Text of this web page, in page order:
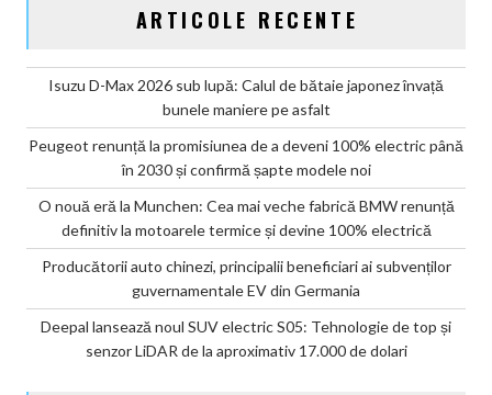
ARTICOLE RECENTE
Isuzu D-Max 2026 sub lupă: Calul de bătaie japonez învață
bunele maniere pe asfalt
Peugeot renunță la promisiunea de a deveni 100% electric până
în 2030 și confirmă șapte modele noi
O nouă eră la Munchen: Cea mai veche fabrică BMW renunță
definitiv la motoarele termice și devine 100% electrică
Producătorii auto chinezi, principalii beneficiari ai subvenților
guvernamentale EV din Germania
Deepal lansează noul SUV electric S05: Tehnologie de top și
senzor LiDAR de la aproximativ 17.000 de dolari